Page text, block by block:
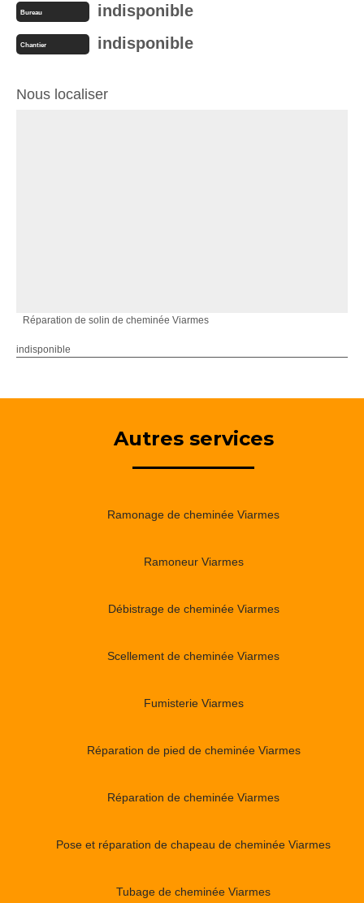
Bureau indisponible
Chantier indisponible
Nous localiser
Réparation de solin de cheminée Viarmes
indisponible
Autres services
Ramonage de cheminée Viarmes
Ramoneur Viarmes
Débistrage de cheminée Viarmes
Scellement de cheminée Viarmes
Fumisterie Viarmes
Réparation de pied de cheminée Viarmes
Réparation de cheminée Viarmes
Pose et réparation de chapeau de cheminée Viarmes
Tubage de cheminée Viarmes